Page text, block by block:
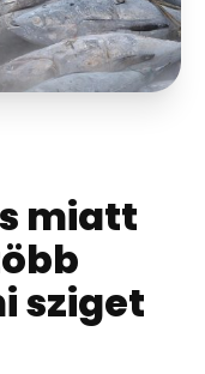
miatt
sziget